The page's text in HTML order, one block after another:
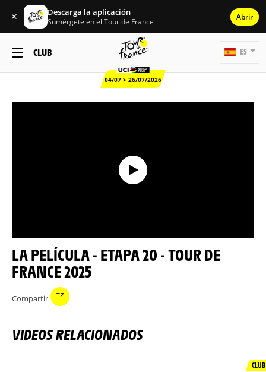
✕ Descarga la aplicación
Sumérgete en el Tour de France Abrir
CLUB
04/07 > 26/07/2026
ES
LA PELÍCULA - ETAPA 20 - TOUR DE
FRANCE 2025
Compartir
VIDEOS RELACIONADOS
CLUB